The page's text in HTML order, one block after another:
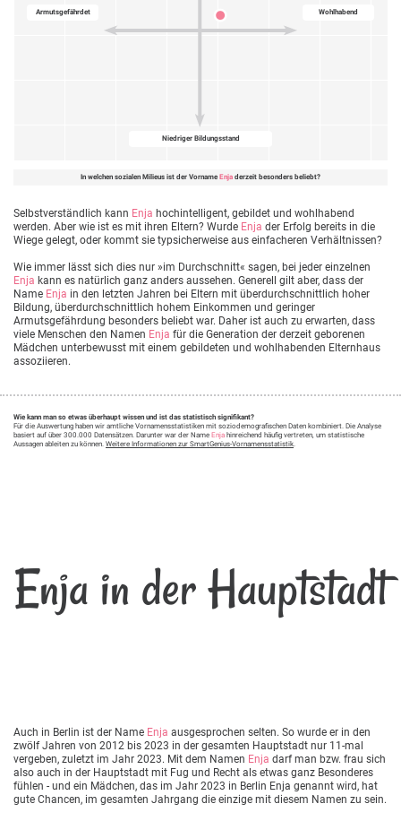
Wohlhabend
Niedriger Bildungsstand
Armutsgefährdet
In welchen sozialen Milieus ist der Vorname Enja derzeit besonders beliebt?
Selbstverständlich kann Enja hochintelligent, gebildet und wohlhabend
werden. Aber wie ist es mit ihren Eltern? Wurde Enja der Erfolg bereits in die
Wiege gelegt, oder kommt sie typsicherweise aus einfacheren Verhältnissen?
Wie immer lässt sich dies nur »im Durchschnitt« sagen, bei jeder einzelnen
Enja kann es natürlich ganz anders aussehen. Generell gilt aber, dass der
Name Enja in den letzten Jahren bei Eltern mit überdurchschnittlich hoher
Bildung, überdurchschnittlich hohem Einkommen und geringer
Armutsgefährdung besonders beliebt war. Daher ist auch zu erwarten, dass
viele Menschen den Namen Enja für die Generation der derzeit geborenen
Mädchen unterbewusst mit einem gebildeten und wohlhabenden Elternhaus
assoziieren.
Wie kann man so etwas überhaupt wissen und ist das statistisch signifikant?
Für die Auswertung haben wir amtliche Vornamensstatistiken mit soziodemografischen Daten kombiniert. Die Analyse
basiert auf über 300.000 Datensätzen. Darunter war der Name Enja hinreichend häufig vertreten, um statistische
Aussagen ableiten zu können. Weitere Informationen zur SmartGenius-Vornamensstatistik.
Enja in der Hauptstadt
Auch in Berlin ist der Name Enja ausgesprochen selten. So wurde er in den
zwölf Jahren von 2012 bis 2023 in der gesamten Hauptstadt nur 11-mal
vergeben, zuletzt im Jahr 2023. Mit dem Namen Enja darf man bzw. frau sich
also auch in der Hauptstadt mit Fug und Recht als etwas ganz Besonderes
fühlen - und ein Mädchen, das im Jahr 2023 in Berlin Enja genannt wird, hat
gute Chancen, im gesamten Jahrgang die einzige mit diesem Namen zu sein.